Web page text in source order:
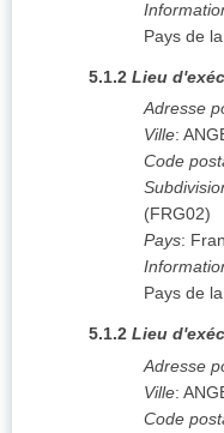
Pays de
5.1.2 Lieu
Adresse
Ville:
Code
(FRG02)
Pays:
Pays de
5.1.2 Lieu
Adresse
Ville:
Code